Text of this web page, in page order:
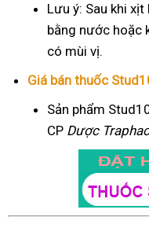
Lưu ý: Sau khi
bằng nước hoặc
có mùi vị.
Giá bán thuốc
Sản phẩm
CP Dược